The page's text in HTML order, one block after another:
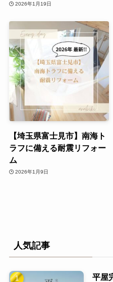
2026年1月19日
【埼玉県富士見市】南海ト
ラフに備える耐震リフォー
ム
2026年1月9日
人気記事
平屋